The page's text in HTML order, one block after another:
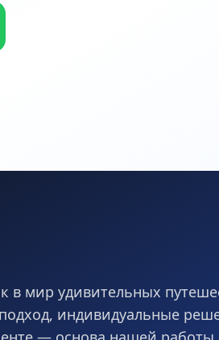
мир удивительных
индивидуальные